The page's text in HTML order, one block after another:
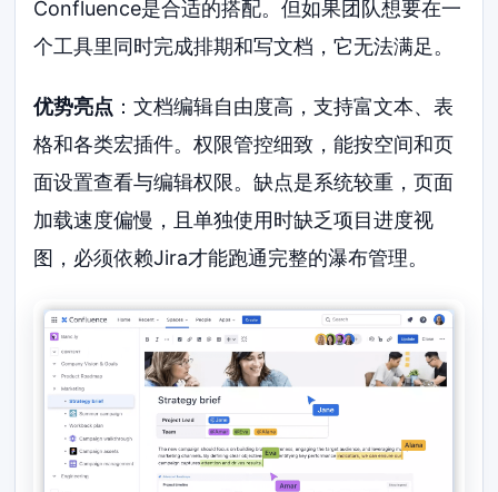
Confluence是合适的搭配。但如果团队想要在一
个工具里同时完成排期和写文档，它无法满足。
优势亮点 ：文档编辑自由度高，支持富文本、表
格和各类宏插件。权限管控细致，能按空间和页
面设置查看与编辑权限。缺点是系统较重，页面
加载速度偏慢，且单独使用时缺乏项目进度视
图，必须依赖Jira才能跑通完整的瀑布管理。